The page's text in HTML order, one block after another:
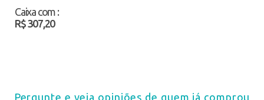
Caixa com :
R$ 307,20
Pergunte e veja opiniões de quem já comprou